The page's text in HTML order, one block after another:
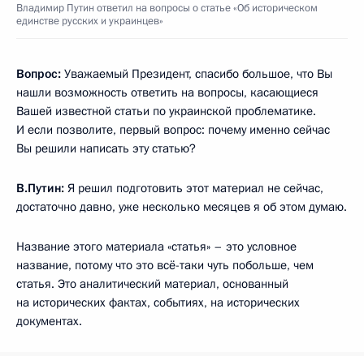
Владимир Путин ответил на вопросы о статье «Об историческом
единстве русских и украинцев»
Вопрос: Уважаемый Президент, спасибо большое, что Вы
нашли возможность ответить на вопросы, касающиеся
Вашей известной статьи по украинской проблематике.
И если позволите, первый вопрос: почему именно сейчас
Вы решили написать эту статью?
В.Путин: Я решил подготовить этот материал не сейчас,
достаточно давно, уже несколько месяцев я об этом думаю.
Название этого материала «статья» – это условное
название, потому что это всё-таки чуть побольше, чем
статья. Это аналитический материал, основанный
на исторических фактах, событиях, на исторических
документах.